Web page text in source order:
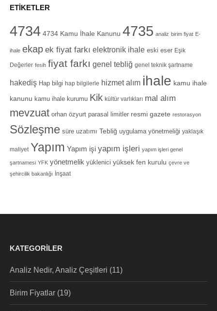
ETIKETLER
4734 4734 Kamu İhale Kanunu 4735 analiz birim fiyat E-
ihale ekap ek fiyat farkı elektronik ihale eski eser Eşik
Değerler fesih fiyat farkı genel tebliğ genel teknik şartname
hakediş Hap bilgi hap bilgilerle hizmet alım ihale kamu ihale
kanunu kamu ihale kurumu Kik kültür varlıkları mal alım
mevzuat orhan özyurt parasal limitler resmi gazete restorasyon
Sözleşme süre uzatımı Tebliğ uygulama yönetmeliği yaklaşık
maliyet Yapım Yapım işi yapım işleri yapım işleri genel
şartnamesi YFK yönetmelik yüklenici yüksek fen kurulu çevre ve
şehircilik bakanlığı İnşaat
KATEGORILER
Analiz Nedir, Analiz Çeşitleri (11)
Birim Fiyatlar (19)